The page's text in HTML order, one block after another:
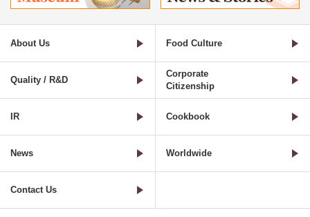
About Us Food Culture
Quality / R&D
Corporate
Citizenship
IR Cookbook
News Worldwide
Contact Us